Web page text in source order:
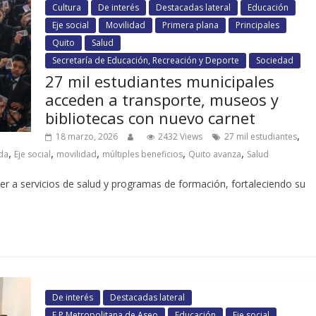
Cultura De interés Destacadas lateral
Educación
Eje social
Movilidad Primera plana
Principales
Quito
Salud
Secretaría de Educación, Recreación y Deporte
Sociedad
27 mil estudiantes municipales
acceden a transporte, museos y
bibliotecas con nuevo carnet
18 marzo, 2026 2432 Views 27 mil estudiantes,
, Eje social, movilidad, múltiples beneficios, Quito avanza, Salud
a servicios de salud y programas de formación, fortaleciendo su
De interés
Destacadas lateral